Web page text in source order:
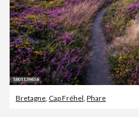
Bretagne Cap Fréhel Phare